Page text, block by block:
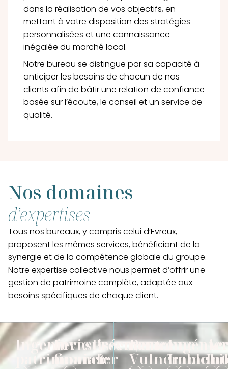
dans la réalisation de vos objectifs, en
mettant à votre disposition des stratégies
personnalisées et une connaissance
inégalée du marché local.
Notre bureau se distingue par sa capacité à
anticiper les besoins de chacun de nos
clients afin de bâtir une relation de confiance
basée sur l’écoute, le conseil et un service de
qualité.
Nos domaines
d’expertises
Tous nos bureaux, y compris celui d’Evreux,
proposent les mêmes services, bénéficiant de la
synergie et de la compétence globale du groupe.
Notre expertise collective nous permet d’offrir une
gestion de patrimoine complète, adaptée aux
besoins spécifiques de chaque client.
Ingénierie
patrimoniale
Investissement
financier
Prévoyance
et
Personne
Vulnérable